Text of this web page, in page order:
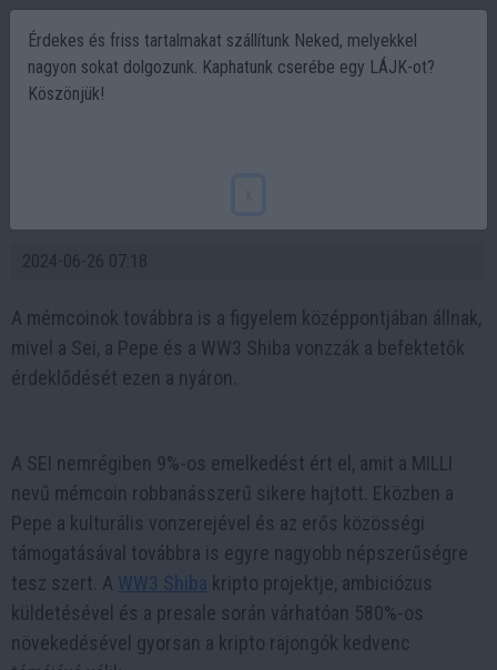
2024-06-26 07:18
A mémcoinok továbbra is a figyelem középpontjában állnak,
mivel a Sei, a Pepe és a WW3 Shiba vonzzák a befektetők
érdeklődését ezen a nyáron.
A SEI nemrégiben 9%-os emelkedést ért el, amit a MILLI
nevű mémcoin robbanásszerű sikere hajtott. Eközben a
Pepe a kulturális vonzerejével és az erős közösségi
támogatásával továbbra is egyre nagyobb népszerűségre
tesz szert. A WW3 Shiba kripto projektje, ambiciózus
küldetésével és a presale során várhatóan 580%-os
növekedésével gyorsan a kripto rajongók kedvenc
Érdekes és friss tartalmakat szállítunk Neked, melyekkel
nagyon sokat dolgozunk. Kaphatunk cserébe egy LÁJK-ot?
Köszönjük!